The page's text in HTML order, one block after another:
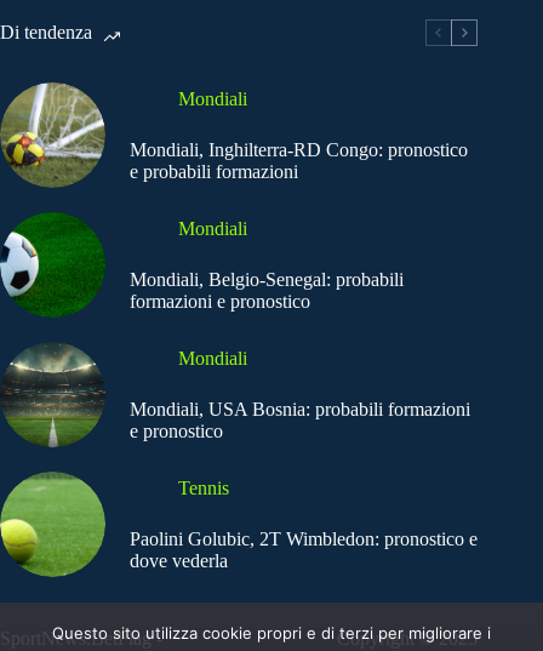
Di tendenza
Mondiali
Mondiali, Inghilterra-RD Congo: pronostico
e probabili formazioni
Mondiali
Mondiali, Belgio-Senegal: probabili
formazioni e pronostico
Mondiali
Mondiali, USA Bosnia: probabili formazioni
e pronostico
Tennis
Paolini Golubic, 2T Wimbledon: pronostico e
dove vederla
SportNews.BetFlag -
Copyright © 2025
Questo sito utilizza cookie propri e di terzi per migliorare i